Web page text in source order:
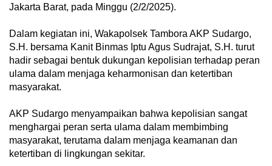
Jakarta Barat, pada Minggu (2/2/2025).
Dalam kegiatan ini, Wakapolsek Tambora AKP Sudargo,
S.H. bersama Kanit Binmas Iptu Agus Sudrajat, S.H. turut
hadir sebagai bentuk dukungan kepolisian terhadap peran
ulama dalam menjaga keharmonisan dan ketertiban
masyarakat.
AKP Sudargo menyampaikan bahwa kepolisian sangat
menghargai peran serta ulama dalam membimbing
masyarakat, terutama dalam menjaga keamanan dan
ketertiban di lingkungan sekitar.